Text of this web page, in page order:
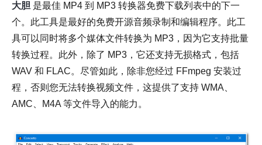
大胆 是最佳 MP4 到 MP3 转换器免费下载列表中的下一
个。此工具是最好的免费开源音频录制和编辑程序。此工
具可以同时将多个媒体文件转换为 MP3，因为它支持批量
转换过程。此外，除了 MP3，它还支持无损格式，包括
WAV 和 FLAC。尽管如此，除非您经过 FFmpeg 安装过
程，否则您无法转换视频文件，这提供了支持 WMA、
AMC、M4A 等文件导入的能力。